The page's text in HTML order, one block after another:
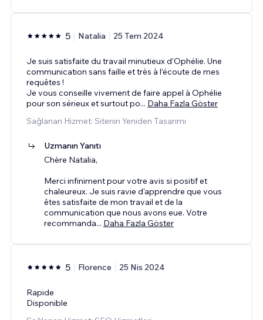
5 Natalia 25 Tem 2024
Je suis satisfaite du travail minutieux d’Ophélie. Une
communication sans faille et très à l’écoute de mes
requêtes !
Je vous conseille vivement de faire appel à Ophélie
pour son sérieux et surtout po... Daha Fazla Göster
Sağlanan Hizmet: Sitenin Yeniden Tasarımı
Uzmanın Yanıtı
Chère Natalia,
Merci infiniment pour votre avis si positif et
chaleureux. Je suis ravie d'apprendre que vous
êtes satisfaite de mon travail et de la
communication que nous avons eue. Votre
recommanda... Daha Fazla Göster
5 Florence 25 Nis 2024
Rapide
Disponible